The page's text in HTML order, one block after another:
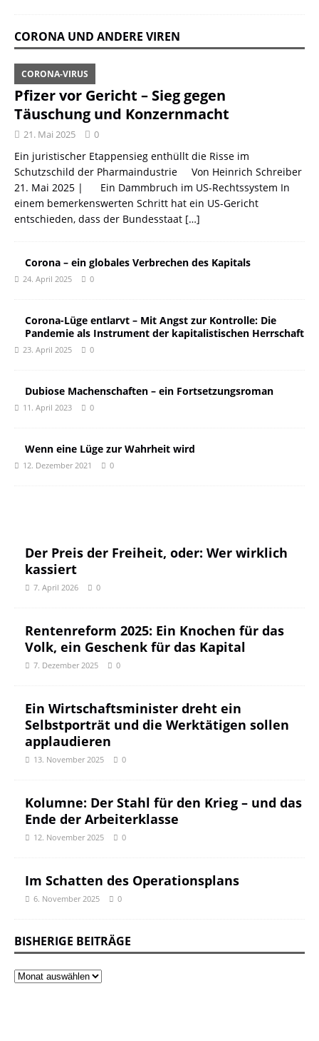
CORONA UND ANDERE VIREN
Pfizer vor Gericht – Sieg gegen
Täuschung und Konzernmacht
CORONA-VIRUS
21. Mai 2025 0
Ein juristischer Etappensieg enthüllt die Risse im
Schutzschild der Pharmaindustrie Von Heinrich Schreiber
21. Mai 2025 | Ein Dammbruch im US-Rechtssystem In
einem bemerkenswerten Schritt hat ein US-Gericht
entschieden, dass der Bundesstaat […]
Corona – ein globales Verbrechen des Kapitals
24. April 2025 0
Corona-Lüge entlarvt – Mit Angst zur Kontrolle: Die
Pandemie als Instrument der kapitalistischen Herrschaft
23. April 2025 0
Dubiose Machenschaften – ein Fortsetzungsroman
11. April 2023 0
Wenn eine Lüge zur Wahrheit wird
12. Dezember 2021 0
Der Preis der Freiheit, oder: Wer wirklich
kassiert
7. April 2026 0
Rentenreform 2025: Ein Knochen für das
Volk, ein Geschenk für das Kapital
7. Dezember 2025 0
Ein Wirtschaftsminister dreht ein
Selbstporträt und die Werktätigen sollen
applaudieren
13. November 2025 0
Kolumne: Der Stahl für den Krieg – und das
Ende der Arbeiterklasse
12. November 2025 0
Im Schatten des Operationsplans
6. November 2025 0
BISHERIGE BEITRÄGE